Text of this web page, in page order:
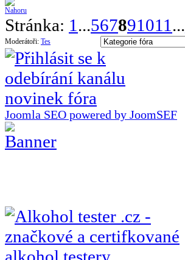
Stránka: 1 ...567891011 ...
Moderátoři: Tes
Joomla SEO powered by JoomSEF